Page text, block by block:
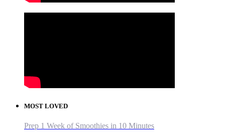
MOST LOVED
Prep 1 Week of Smoothies in 10 Minutes